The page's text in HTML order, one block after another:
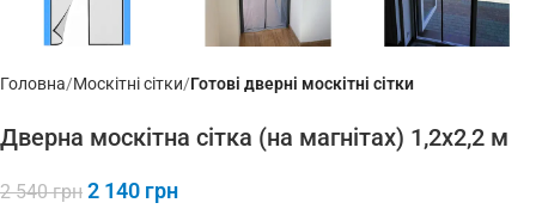
Головна Москітні сітки Готові дверні москітні сітки
Дверна москітна сітка (на магнітах) 1,2х2,2 м
2 540грн 2 140 грн